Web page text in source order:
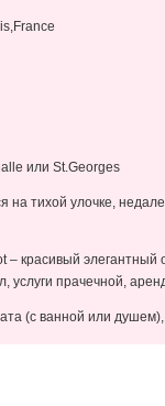
или St.Georges
на тихой улочке,
– красивый
услуги прачечной,
(с ванной или